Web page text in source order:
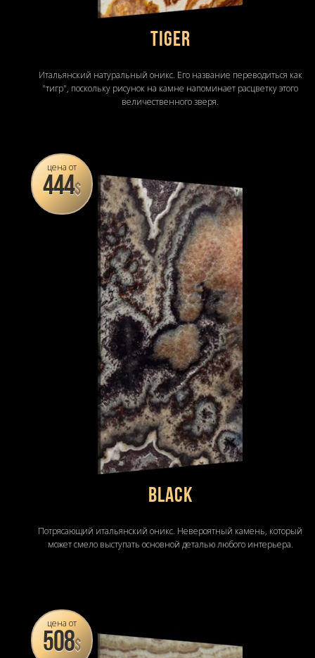
TIGER
Итальянский натуральный оникс. Его название переводиться как
"тигр", поскольку рисунок на камне напоминает расцветку этого
величественного зверя.
цена от
444$
BLACK
Потрясающий итальянский оникс. Невероятный камень, который
может смело выступать основной деталью любого интерьера.
цена от
508$